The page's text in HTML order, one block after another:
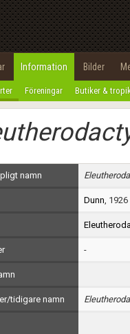
Information Bilder
Föreningar Butiker &
namn
Dunn, 1926
-
tidigare namn
integritetspolicy
Namn:
Epost:
Användarnamn:
Lösenord:
Terms of Service
Begär nytt lösenord